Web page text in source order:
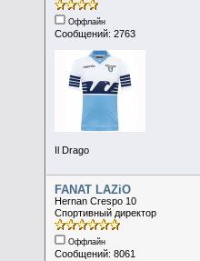
Оффлайн
Сообщений: 2763
Il Drago
FANAT LAZiO
Hernan Crespo 10
Спортивный директор
Оффлайн
Сообщений: 8061